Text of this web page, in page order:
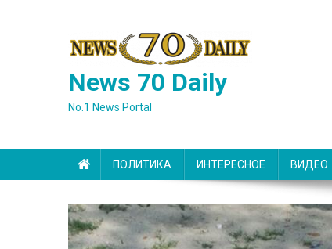
News 70 Daily
No.1 News Portal
ПОЛИТИКА ИНТЕРЕСНОЕ ВИДЕО